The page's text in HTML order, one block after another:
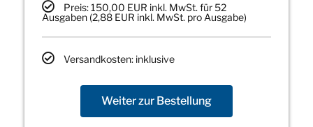
Preis: 150,00 EUR inkl. MwSt. für 52
Ausgaben (2,88 EUR inkl. MwSt. pro Ausgabe)
Versandkosten: inklusive
Weiter zur Bestellung